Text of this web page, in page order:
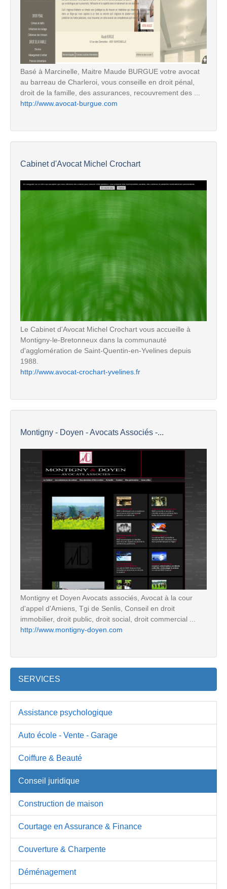
Basé à Marcinelle, Maitre Maude BURGUE votre avocat
au barreau de Charleroi, vous conseille en droit pénal,
droit de la famille, des assurances, recouvrement des ...
http://www.avocat-burgue.com
Cabinet d'Avocat Michel Crochart
Le Cabinet d'Avocat Michel Crochart vous accueille à
Montigny-le-Bretonneux dans la communauté
d'agglomération de Saint-Quentin-en-Yvelines depuis
1988.
http://www.avocat-crochart-yvelines.fr
Montigny - Doyen - Avocats Associés -...
Montigny et Doyen Avocats associés, Avocat à la cour
d'appel d'Amiens, Tgi de Senlis, Conseil en droit
immobilier, droit public, droit social, droit commercial ...
http://www.montigny-doyen.com
SERVICES
Assistance psychologique
Auto école - Vente - Garage
Coiffure & Beauté
Conseil juridique
Construction de maison
Courtage en Assurance & Finance
Couverture & Charpente
Déménagement